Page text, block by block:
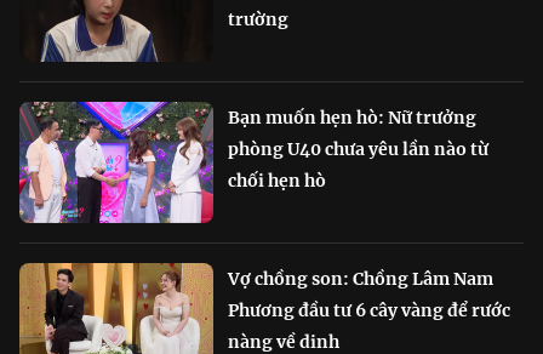
trường
Bạn muốn hẹn hò: Nữ trưởng
phòng U40 chưa yêu lần nào từ
chối hẹn hò
Vợ chồng son: Chồng Lâm Nam
Phương đầu tư 6 cây vàng để rước
nàng về dinh